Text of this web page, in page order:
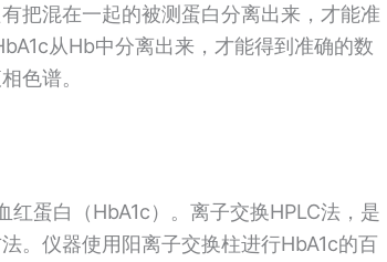
把混在一起的被测蛋白分离出来，才能准
从Hb中分离出来，才能得到准确的数
色谱。
蛋白（HbA1c）。离子交换HPLC法，是
。仪器使用阳离子交换柱进行HbA1c的百